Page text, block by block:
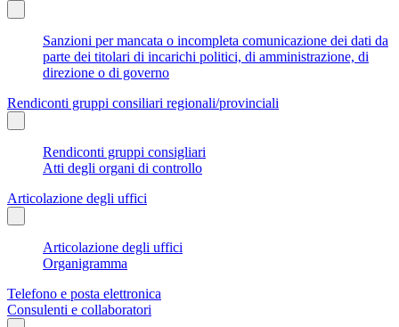
Sanzioni per mancata o incompleta comunicazione dei dati da
parte dei titolari di incarichi politici, di amministrazione, di
direzione o di governo
Rendiconti gruppi consiliari regionali/provinciali
Rendiconti gruppi consigliari
Atti degli organi di controllo
Articolazione degli uffici
Articolazione degli uffici
Organigramma
Telefono e posta elettronica
Consulenti e collaboratori